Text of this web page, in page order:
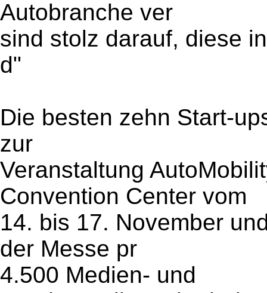
Autobranche ver
sind stolz darauf, diese
d"
Die besten zehn Start-
zur
Veranstaltung
Convention Center vom
14. bis 17. November
der Messe pr
4.500 Medien- und